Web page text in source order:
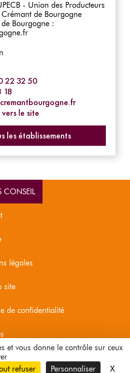
et vous donne le contrôle sur ceux
refuser Personnaliser X
- Union des Producteurs
Crémant de Bourgogne
Bourgogne :
22 32 50
18
le site
les établissements
CONSEIL
légales
site
de confidentialité
pour la santé. À consommer avec
modération.